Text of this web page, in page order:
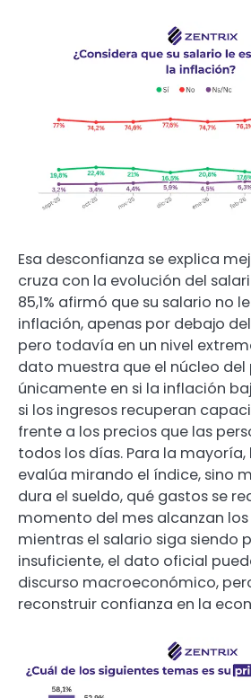
Esa desconfianza se explica
cruza con la evolución del
85,1% afirmó que su salario no
inflación, apenas por debajo
pero todavía en un nivel
dato muestra que el núcleo
únicamente en si la inflación
si los ingresos recuperan
frente a los precios que las
todos los días. Para la
evalúa mirando el índice, sino
dura el sueldo, qué gastos se
momento del mes alcanzan los
mientras el salario siga siendo
insuficiente, el dato oficial
discurso macroeconómico,
reconstruir confianza en la